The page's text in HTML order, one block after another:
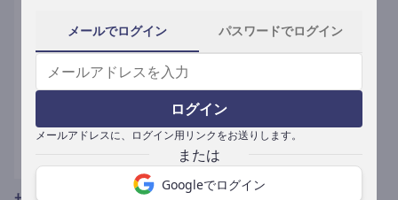
メールでログイン パスワードでログイン
ログイン
メールアドレスに、ログイン用リンクをお送りします。
Googleでログイン